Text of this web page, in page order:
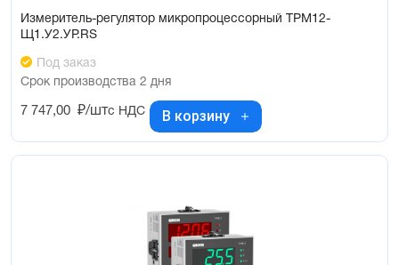
Измеритель-регулятор микропроцессорный ТРМ12-
Щ1.У2.УР.RS
Под заказ
Срок производства 2 дня
7 747,00 ₽/штс НДС В корзину